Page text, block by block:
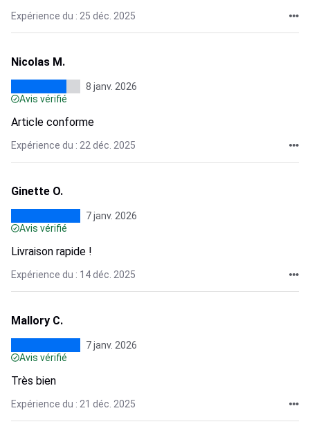
Expérience du : 25 déc. 2025
Nicolas M.
8 janv. 2026
Avis vérifié
Article conforme
Expérience du : 22 déc. 2025
Ginette O.
7 janv. 2026
Avis vérifié
Livraison rapide !
Expérience du : 14 déc. 2025
Mallory C.
7 janv. 2026
Avis vérifié
Très bien
Expérience du : 21 déc. 2025